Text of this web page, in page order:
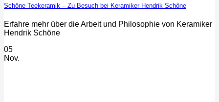
Schöne Teekeramik – Zu Besuch bei Keramiker Hendrik Schöne
Erfahre mehr über die Arbeit und Philosophie von Keramiker
Hendrik Schöne
05
Nov.